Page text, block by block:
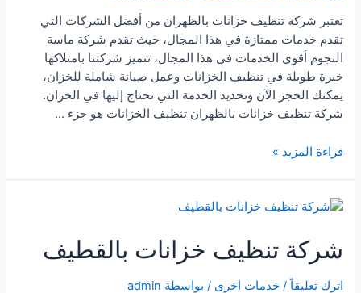
تعتبر شركة تنظيف خزانات بالظهران من أفضل الشركات التي
تقدم خدمات ممتازة في هذا المجال، حيث تقدم شركة ماسة
النجوم أقوى الخدمات في هذا المجال، تتميز شركتنا بامتلاكها
خبرة طويلة في تنظيف الخزانات وعمل صيانة شاملة للخزان،
يمكنك الحجز الآن وتحديد الخدمة التي تحتاج إليها في الخزان.
شركة تنظيف خزانات بالظهران تنظيف الخزانات هو جزء …
شركة
بالظهران
قراءة المزيد »
شركة تنظيف خزانات بالقطيف
اترك تعليقاً /خدمات اخرى / بواسطة admin